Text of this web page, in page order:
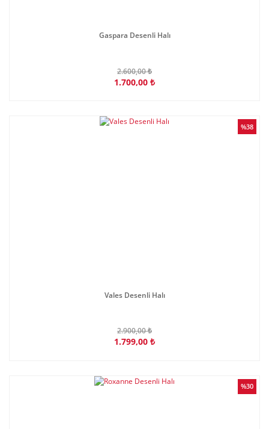
Gaspara Desenli Halı
2.600,00 ₺
1.700,00 ₺
%38
Vales Desenli Halı
2.900,00 ₺
1.799,00 ₺
%30